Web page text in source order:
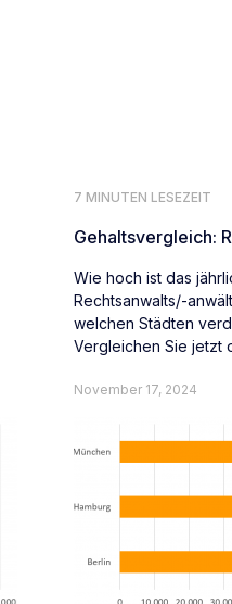
7 MINUTEN LESEZEIT
Gehaltsvergleich:
Wie hoch ist das
Rechtsanwalts/-
welchen Städten
Vergleichen Sie jetzt
November 17, 2024